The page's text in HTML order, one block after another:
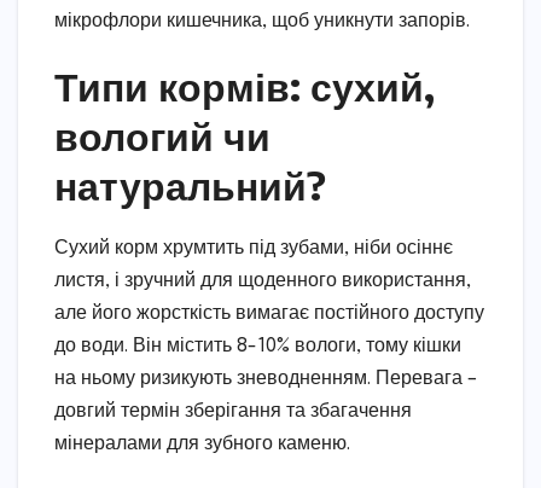
мікрофлори кишечника, щоб уникнути запорів.
Типи кормів: сухий,
вологий чи
натуральний?
Сухий корм хрумтить під зубами, ніби осіннє
листя, і зручний для щоденного використання,
але його жорсткість вимагає постійного доступу
до води. Він містить 8-10% вологи, тому кішки
на ньому ризикують зневодненням. Перевага –
довгий термін зберігання та збагачення
мінералами для зубного каменю.